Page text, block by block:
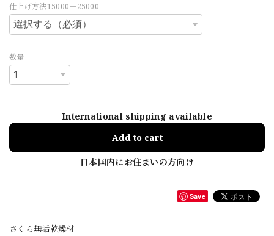
仕上げ方法15000－25000
数量
International shipping available
Add to cart
日本国内にお住まいの方向け
Save
さくら無垢乾燥材